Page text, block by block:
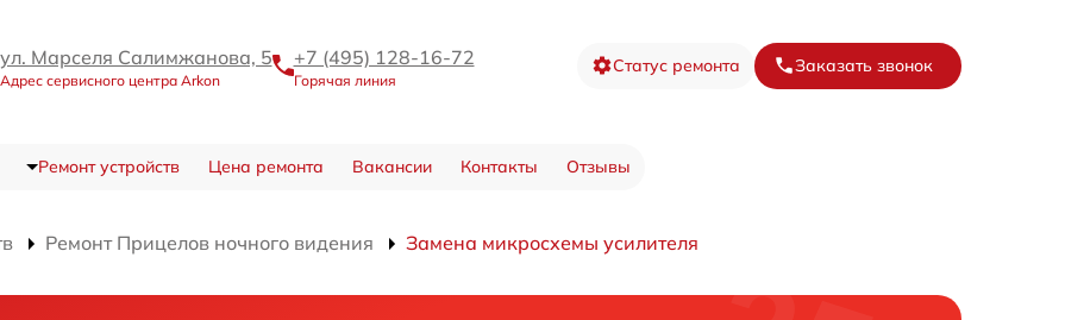
ул. Марселя Салимжанова, 5
Адрес сервисного центра Arkon
+7 (495) 128-16-72
Горячая линия
Статус ремонта Заказать звонок
Ремонт устройств Цена ремонта Вакансии Контакты Отзывы
Ремонт Прицелов ночного видения Замена микросхемы усилителя